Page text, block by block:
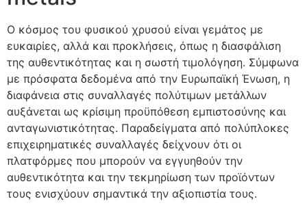
Ο κόσμος του φυσικού χρυσού είναι γεμάτος με
ευκαιρίες, αλλά και προκλήσεις, όπως η διασφάλιση
της αυθεντικότητας και η σωστή τιμολόγηση. Σύμφωνα
με πρόσφατα δεδομένα από την Ευρωπαϊκή Ένωση, η
διαφάνεια στις συναλλαγές πολύτιμων μετάλλων
αυξάνεται ως κρίσιμη προϋπόθεση εμπιστοσύνης και
ανταγωνιστικότητας. Παραδείγματα από πολύπλοκες
επιχειρηματικές συναλλαγές δείχνουν ότι οι
πλατφόρμες που μπορούν να εγγυηθούν την
αυθεντικότητα και την τεκμηρίωση των προϊόντων
τους ενισχύουν σημαντικά την αξιοπιστία τους.